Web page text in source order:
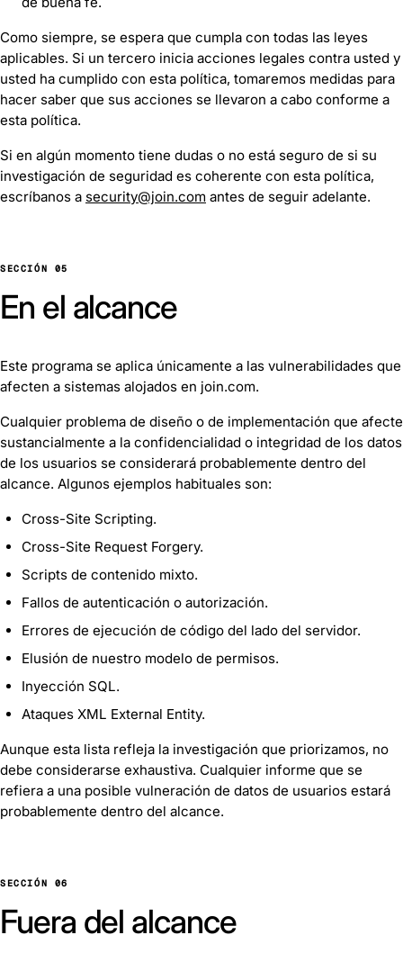
Como siempre, se espera que cumpla con todas las leyes
aplicables. Si un tercero inicia acciones legales contra usted y
usted ha cumplido con esta política, tomaremos medidas para
hacer saber que sus acciones se llevaron a cabo conforme a
esta política.
Si en algún momento tiene dudas o no está seguro de si su
investigación de seguridad es coherente con esta política,
escríbanos a security@join.com antes de seguir adelante.
SECCIÓN 05
En el alcance
Este programa se aplica únicamente a las vulnerabilidades que
afecten a sistemas alojados en join.com.
Cualquier problema de diseño o de implementación que afecte
sustancialmente a la confidencialidad o integridad de los datos
de los usuarios se considerará probablemente dentro del
alcance. Algunos ejemplos habituales son:
Cross-Site Scripting.
Cross-Site Request Forgery.
Scripts de contenido mixto.
Fallos de autenticación o autorización.
Errores de ejecución de código del lado del servidor.
Elusión de nuestro modelo de permisos.
Inyección SQL.
Ataques XML External Entity.
Aunque esta lista refleja la investigación que priorizamos, no
debe considerarse exhaustiva. Cualquier informe que se
refiera a una posible vulneración de datos de usuarios estará
probablemente dentro del alcance.
SECCIÓN 06
Fuera del alcance